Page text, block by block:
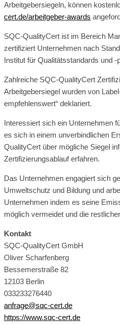
Arbeitgebersiegeln, können
cert.de/arbeitgeber-awards
SQC-QualityCert ist im Bereich
zertifiziert Unternehmen nach
Institut für Qualitätsstandards und -
Zahlreiche SQC-QualityCert
Arbeitgebersiegel wurden von
empfehlenswert“ deklariert.
Interessiert sich ein Unternehmen
es sich in einem unverbindlichen
QualityCert über mögliche Siegel
Zertifizierungsablauf erfahren.
Das Unternehmen engagiert sich
Umweltschutz und Bildung und
Unternehmen indem es seine
möglich vermeidet und die
Kontakt
SQC-QualityCert GmbH
Oliver Scharfenberg
Bessemerstraße 82
12103 Berlin
033233276440
anfrage@sqc-cert.de
https://www.sqc-cert.de